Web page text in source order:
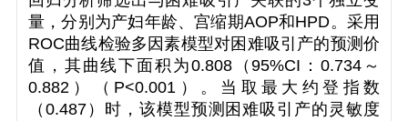
量，分别为产妇年龄、宫缩期AOP和HPD。采用
ROC曲线检验多因素模型对困难吸引产的预测价
值，其曲线下面积为0.808（95%CI ：0.734～
0.882）（ P<0.001）。当取最大约登指数
（0.487）时，该模型预测困难吸引产的灵敏度